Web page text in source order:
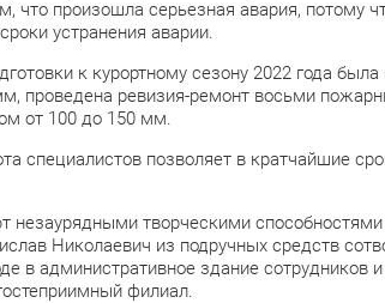
что произошла серьезная авария, потому
устранения аварии.
к курортному сезону 2022 года
проведена ревизия-ремонт восьми
от 100 до 150 мм.
специалистов позволяет в кратчайшие
незаурядными творческими
Николаевич из подручных средств
в административное здание сотрудников
филиал.